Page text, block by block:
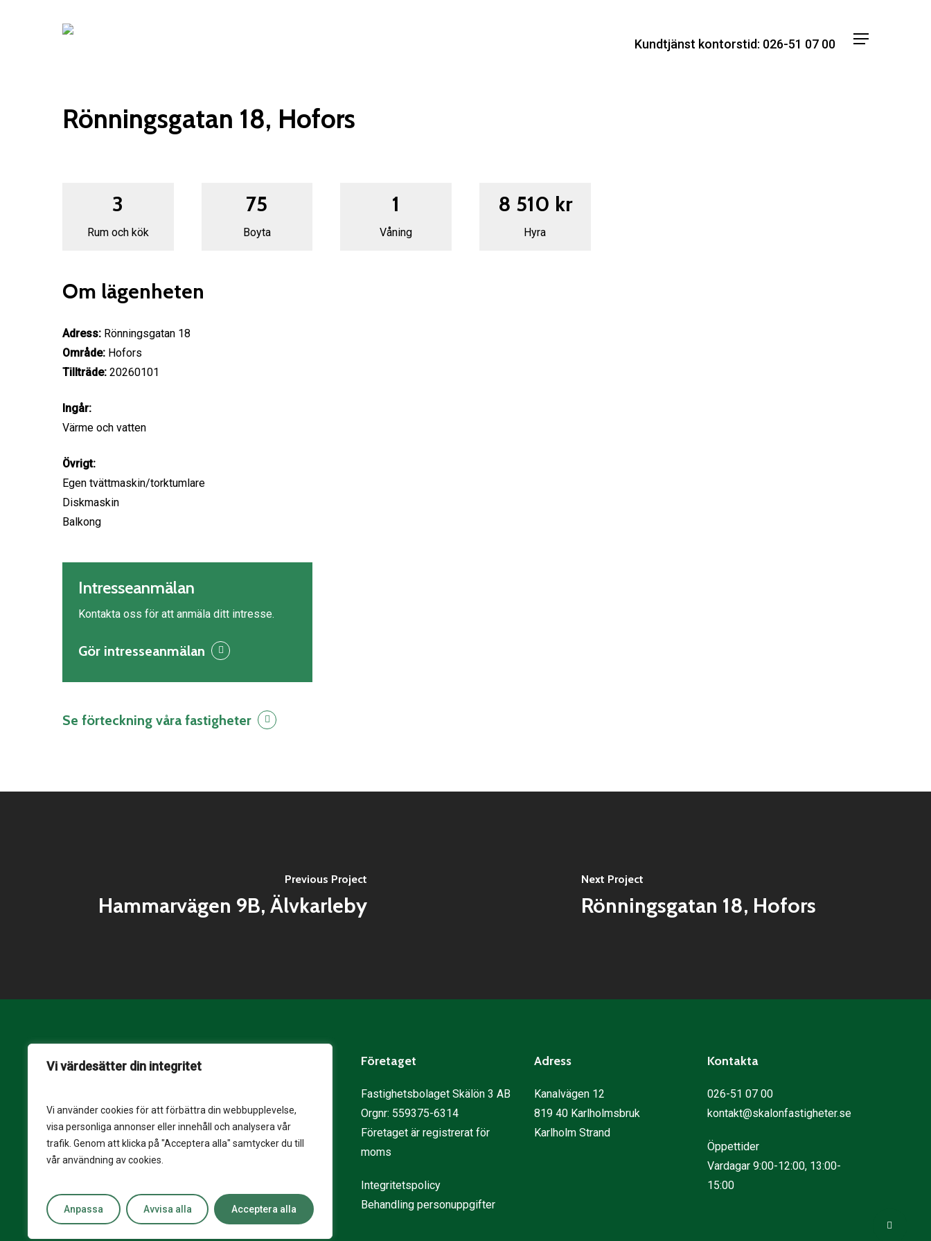
Vi värdesätter din integritet
Vi använder cookies för att förbättra din webbupplevelse,
visa personliga annonser eller innehåll och analysera vår
trafik. Genom att klicka på "Acceptera alla" samtycker du till
vår användning av cookies.
Anpassa Avvisa alla Acceptera alla
Menu
Kundtjänst kontorstid: 026-51 07 00
Rönningsgatan 18, Hofors
3
Rum och kök
75
Boyta
1
Våning
8 510 kr
Hyra
Om lägenheten
Adress: Rönningsgatan 18
Område: Hofors
Tillträde: 20260101
Ingår:
Värme och vatten
Övrigt:
Egen tvättmaskin/torktumlare
Diskmaskin
Balkong
Intresseanmälan
Kontakta oss för att anmäla ditt intresse.
Gör intresseanmälan
Se förteckning våra fastigheter
Previous Project
Hammarvägen 9B, Älvkarleby
Next Project
Rönningsgatan 18, Hofors
Share
Copyright © Skälön Fastigheter
Företaget
Fastighetsbolaget Skälön 3 AB
Orgnr: 559375-6314
Företaget är registrerat för
moms
Integritetspolicy
Behandling personuppgifter
Adress
Kanalvägen 12
819 40 Karlholmsbruk
Karlholm Strand
Kontakta
026-51 07 00
kontakt@skalonfastigheter.se
Öppettider
Vardagar 9:00-12:00, 13:00-
15:00